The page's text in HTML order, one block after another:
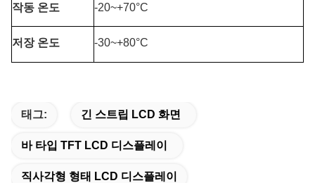
작동 온도 -20~+70°C
저장 온도 -30~+80°C
태그: 긴 스트립 LCD 화면
바 타입 TFT LCD 디스플레이
직사각형 형태 LCD 디스플레이